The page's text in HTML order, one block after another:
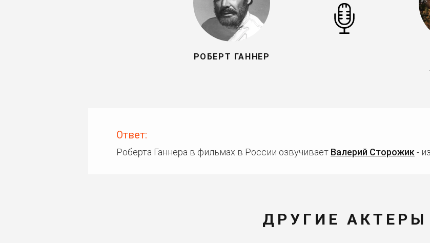
РОБЕРТ ГАННЕР
Ответ:
Роберта Ганнера в фильмах в России озвучивает Валерий Сторожик -
ДРУГИЕ АКТЕРЫ